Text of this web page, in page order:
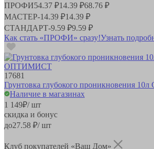
ПРОФИ54.37 ₽14.39 ₽68.76 ₽
МАСТЕР-14.39 ₽14.39 ₽
СТАНДАРТ-9.59 ₽9.59 ₽
Как стать «ПРОФИ» сразу!Узнать
17681
Грунтовка глубокого проникновения
Наличие в магазинах
1 149₽/ шт
скидка и бонус
до27.58 ₽/ шт
Клуб покупателей «Ваш Дом»